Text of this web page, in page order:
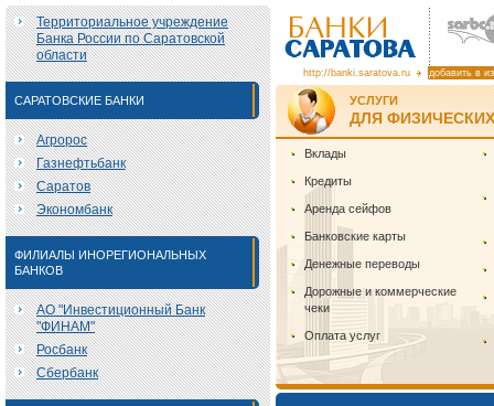
Территориальное учреждение
Банка России по Саратовской
области
САРАТОВСКИЕ БАНКИ
Агророс
Газнефтьбанк
Саратов
Экономбанк
ФИЛИАЛЫ ИНОРЕГИОНАЛЬНЫХ
БАНКОВ
АО "Инвестиционный Банк
"ФИНАМ"
Росбанк
Сбербанк
http://banki.saratova.ru добавить в
УСЛУГИ
ДЛЯ
Вклады
Кредиты
Аренда сейфов
Банковские карты
Денежные переводы
Дорожные и коммерческие
чеки
Оплата услуг